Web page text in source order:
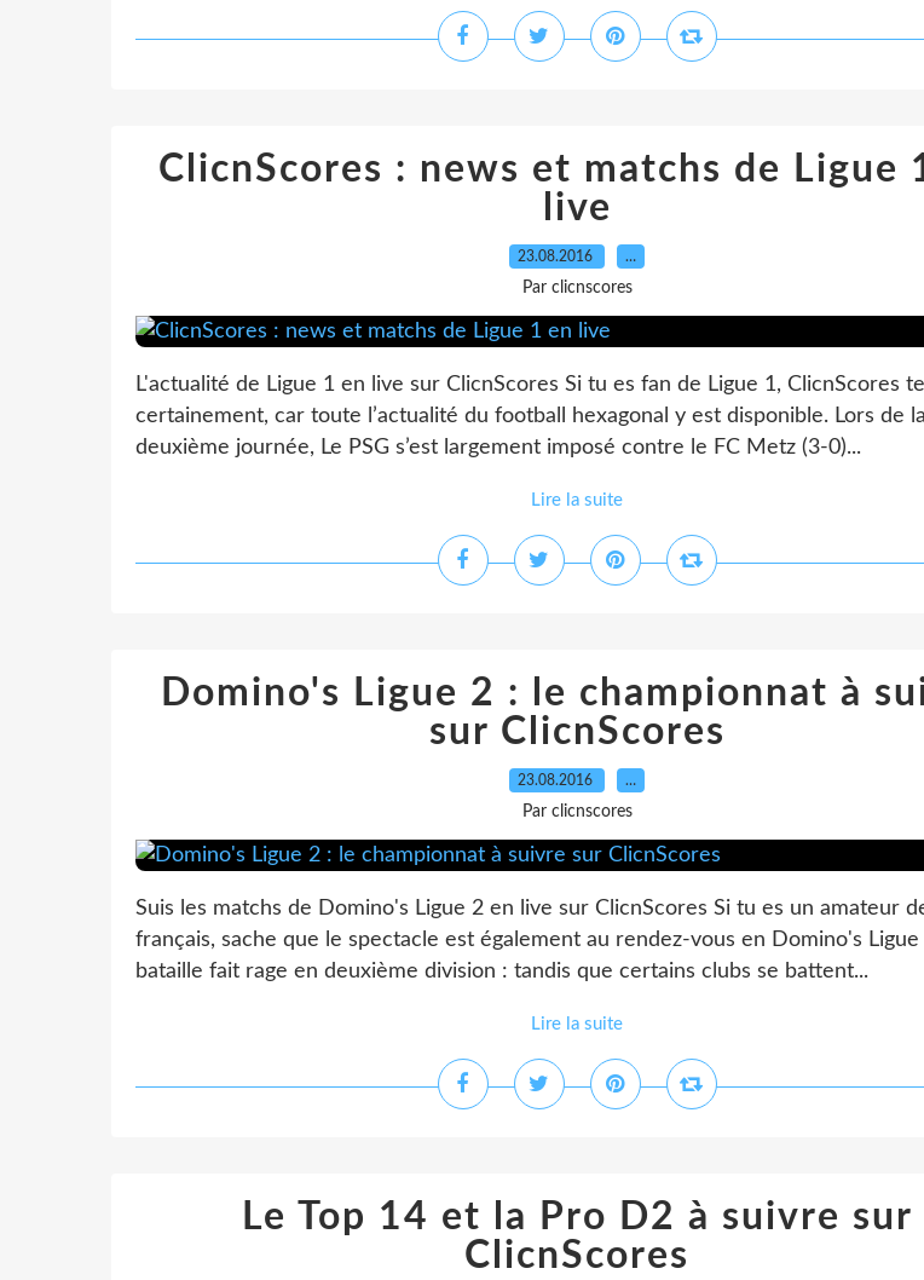
ClicnScores : news et matchs de Ligue
live
23.08.2016 …
Par clicnscores
L'actualité de Ligue 1 en live sur ClicnScores Si tu es fan de Ligue 1, ClicnScores
certainement, car toute l’actualité du football hexagonal y est disponible. Lors de la
deuxième journée, Le PSG s’est largement imposé contre le FC Metz (3-0)...
Lire la suite
Domino's Ligue 2 : le championnat à
sur ClicnScores
23.08.2016 …
Par clicnscores
Suis les matchs de Domino's Ligue 2 en live sur ClicnScores Si tu es un amateur
français, sache que le spectacle est également au rendez-vous en Domino's Ligue
bataille fait rage en deuxième division : tandis que certains clubs se battent...
Lire la suite
Le Top 14 et la Pro D2 à suivre sur
ClicnScores